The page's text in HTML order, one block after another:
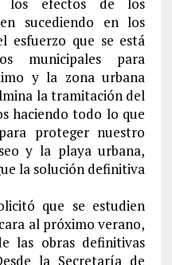
sucediendo en los
esfuerzo que se está
municipales para
y la zona urbana
la tramitación del
haciendo todo lo que
proteger nuestro
y la playa urbana,
la solución definitiva
que se estudien
al próximo verano,
las obras definitivas
la Secretaría de